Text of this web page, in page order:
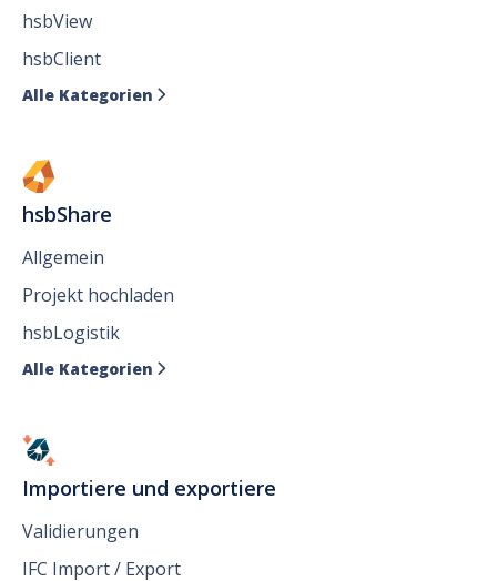
hsbView
hsbClient
Alle Kategorien 
hsbShare
Allgemein
Projekt hochladen
hsbLogistik
Alle Kategorien 
Importiere und exportiere
Validierungen
IFC Import / Export